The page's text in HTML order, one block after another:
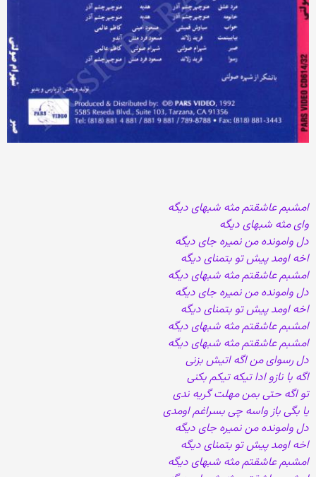
امشبم عاشقتم مثه شبهای دیگه
وای مثه شبهای دیگه
دل وامونده من نمیره جای دیگه
اخه اومد پیش تو بتمنای دیگه
امشبم عاشقتم مثه شبهای دیگه
دل وامونده من نمیره جای دیگه
اخه اومد پیش تو بتمنای دیگه
امشبم عاشقتم مثه شبهای دیگه
امشبم عاشقتم مثه شبهای دیگه
دل رسوای من اگه اتیش بزنی
اگه با نازو ادا تیکه تیکم بکنی
تو اگه حتی بمن مهلت گریه ندی
یا بگی باز واسه چی بسراغم اومدی
دل وامونده من نمیره جای دیگه
اخه اومد پیش تو بتمنای دیگه
امشبم عاشقتم مثه شبهای دیگه